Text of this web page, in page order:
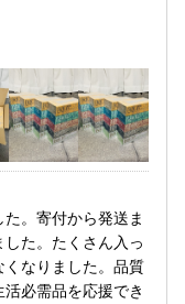
。寄付から発送ま
た。たくさん入っ
なりました。品質
必需品を応援でき